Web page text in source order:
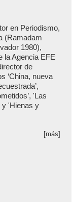
en Periodismo,
(Ramadam
1980),
la Agencia EFE
de
‘China, nueva
'Las
y 'Hienas y
[más]